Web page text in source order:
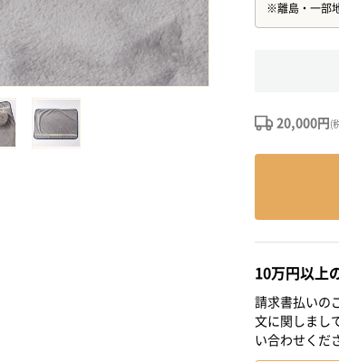
20,000円(
10万円以上
請求書払いの
文に関しまし
い合わせくだ